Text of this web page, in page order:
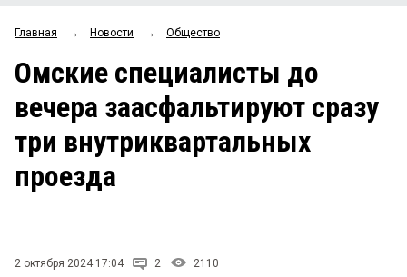
ОБЩЕСТВО
ЗАКОН
НОВОСТИ КОМПАНИЙ
Рейтинги
Блоги
Архив
Главная → Новости → Общество
Омские специалисты до
вечера заасфальтируют сразу
три внутриквартальных
проезда
2 октября 2024 17:04 2 2110